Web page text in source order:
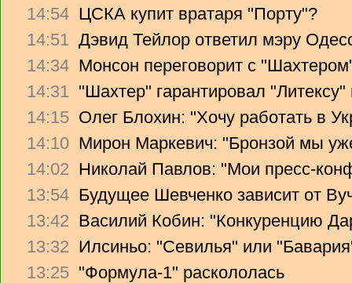
14:54 ЦСКА купит вратаря "Порту"?
14:51 Дэвид Тейлор ответил мэру
14:34 Монсон переговорит с
14:31 "Шахтер" гарантировал
14:15 Олег Блохин: "Хочу работать в
14:10 Мирон Маркевич: "Бронзой мы
14:02 Николай Павлов: "Мои пресс-
13:54 Будущее Шевченко зависит от
13:42 Василий Кобин: "Конкуренцию
13:32 Илсиньо: "Севилья" или
13:25 "Формула-1" раскололась